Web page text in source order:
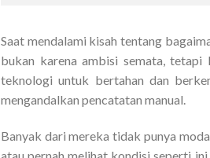
Saat mendalami kisah tentang
bukan karena ambisi semata, tetapi
teknologi untuk bertahan dan
mengandalkan pencatatan manual.
Banyak dari mereka tidak punya